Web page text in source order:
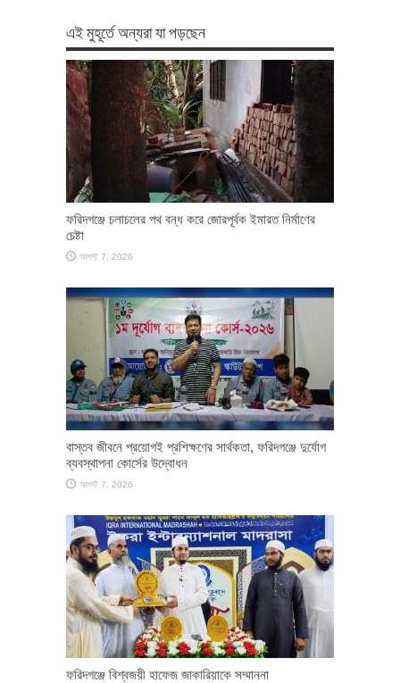
এই মুহূর্তে অন্যরা যা পড়ছেন
ফরিদগঞ্জে চলাচলের পথ বন্ধ করে জোরপূর্বক ইমারত নির্মাণের
চেষ্টা
আগস্ট 7, 2026
​বাস্তব জীবনে প্রয়োগই প্রশিক্ষণের সার্থকতা, ফরিদগঞ্জে দুর্যোগ
ব্যবস্থাপনা কোর্সের উদ্বোধন
আগস্ট 7, 2026
ফরিদগঞ্জে বিশ্বজয়ী হাফেজ জাকারিয়াকে সম্মাননা